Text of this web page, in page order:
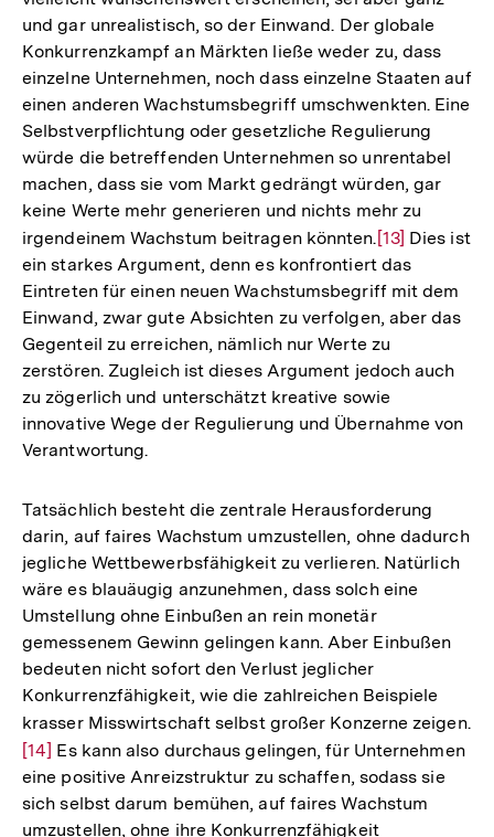
und gar unrealistisch, so der Einwand. Der globale
Konkurrenzkampf an Märkten ließe weder zu, dass
einzelne Unternehmen, noch dass einzelne Staaten auf
einen anderen Wachstumsbegriff umschwenkten. Eine
Selbstverpflichtung oder gesetzliche Regulierung
würde die betreffenden Unternehmen so unrentabel
machen, dass sie vom Markt gedrängt würden, gar
keine Werte mehr generieren und nichts mehr zu
irgendeinem Wachstum beitragen könnten. Zur
Auflösung
der
Fußnote
[13] Dies ist
ein starkes Argument, denn es konfrontiert das
Eintreten für einen neuen Wachstumsbegriff mit dem
Einwand, zwar gute Absichten zu verfolgen, aber das
Gegenteil zu erreichen, nämlich nur Werte zu
zerstören. Zugleich ist dieses Argument jedoch auch
zu zögerlich und unterschätzt kreative sowie
innovative Wege der Regulierung und Übernahme von
Verantwortung.
Tatsächlich besteht die zentrale Herausforderung
darin, auf faires Wachstum umzustellen, ohne dadurch
jegliche Wettbewerbsfähigkeit zu verlieren. Natürlich
wäre es blauäugig anzunehmen, dass solch eine
Umstellung ohne Einbußen an rein monetär
gemessenem Gewinn gelingen kann. Aber Einbußen
bedeuten nicht sofort den Verlust jeglicher
Konkurrenzfähigkeit, wie die zahlreichen Beispiele
krasser Misswirtschaft selbst großer Konzerne zeigen.
[14] Es kann also durchaus gelingen, für Unternehmen
eine positive Anreizstruktur zu schaffen, sodass sie
sich selbst darum bemühen, auf faires Wachstum
umzustellen, ohne ihre Konkurrenzfähigkeit